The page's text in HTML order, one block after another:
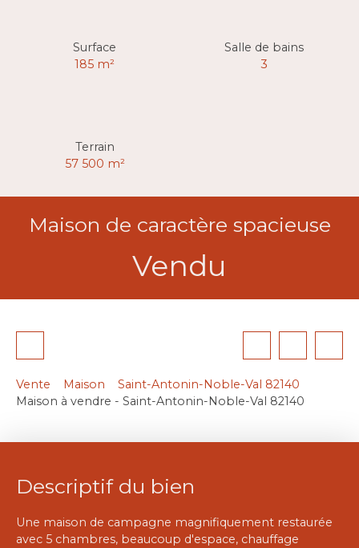
Surface
185 m²
Salle de bains
3
Terrain
57 500 m²
Maison de caractère spacieuse
Vendu
Vente Maison
Saint-Antonin-Noble-Val 82140
Maison à vendre - Saint-Antonin-Noble-Val 82140
Descriptif du bien
Une maison de campagne magnifiquement restaurée
avec 5 chambres, beaucoup d'espace, chauffage